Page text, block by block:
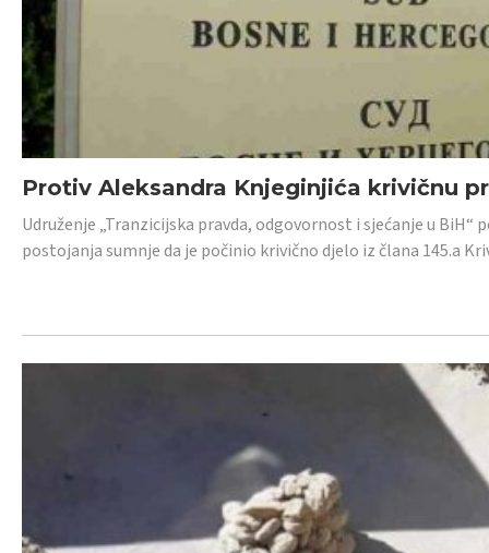
Protiv Aleksandra Knjeginjića krivičnu
Udruženje „Tranzicijska pravda, odgovornost i sjećanje u
postojanja sumnje da je počinio krivično djelo iz člana 145.a